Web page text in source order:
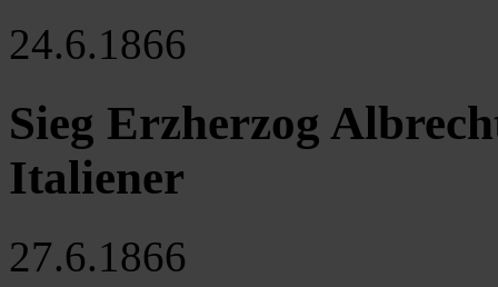
24.6.1866
Sieg Erzherzog
Italiener
27.6.1866